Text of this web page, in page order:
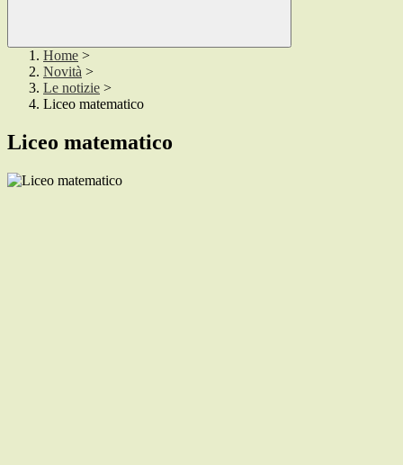
Home >
Novità >
Le notizie >
Liceo matematico
Liceo matematico